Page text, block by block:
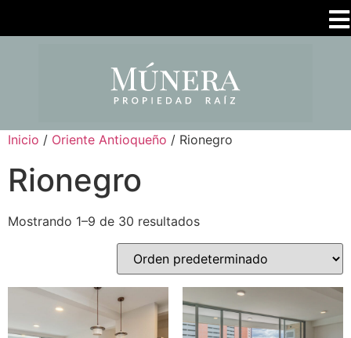
Inicio / Oriente Antioqueño / Rionegro
Rionegro
Mostrando 1–9 de 30 resultados